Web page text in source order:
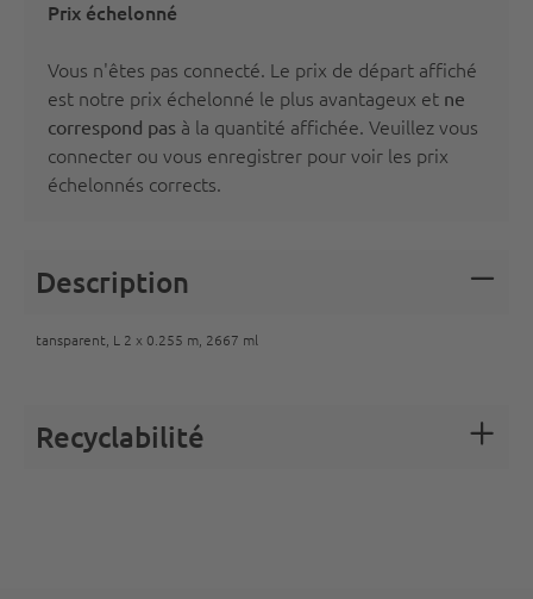
Prix échelonné
Vous n'êtes pas connecté. Le prix de départ affiché
est notre prix échelonné le plus avantageux et ne
correspond pas à la quantité affichée. Veuillez vous
connecter ou vous enregistrer pour voir les prix
échelonnés corrects.
Description
tansparent, L 2 x 0.255 m, 2667 ml
Recyclabilité